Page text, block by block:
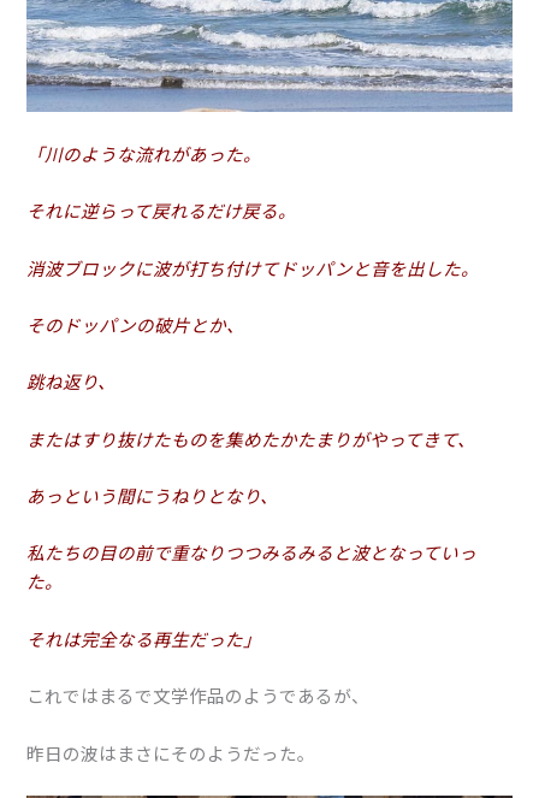
「川のような流れがあった。
それに逆らって戻れるだけ戻る。
消波ブロックに波が打ち付けてドッパンと音を出した。
そのドッパンの破片とか、
跳ね返り、
またはすり抜けたものを集めたかたまりがやってきて、
あっという間にうねりとなり、
私たちの目の前で重なりつつみるみると波となっていっ
た。
それは完全なる再生だった」
これではまるで文学作品のようであるが、
昨日の波はまさにそのようだった。